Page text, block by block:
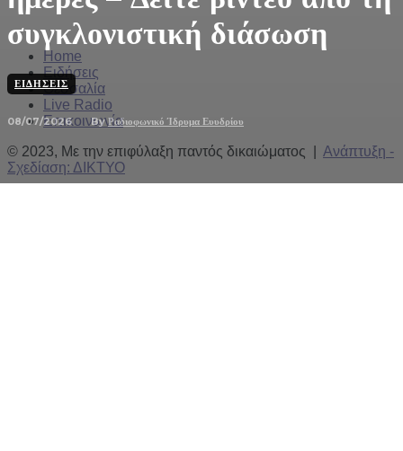
συγκλονιστική διάσωση
ΕΙΔΉΣΕΙΣ
08/07/2026 By Ραδιοφωνικό Ίδρυμα Ευυδρίου
Home
Ειδήσεις
Θεσσαλία
Live Radio
Επικοινωνία
© 2023, Με την επιφύλαξη παντός δικαιώματος | Ανάπτυξη -
Σχεδίαση: ΔΙΚΤΥΟ